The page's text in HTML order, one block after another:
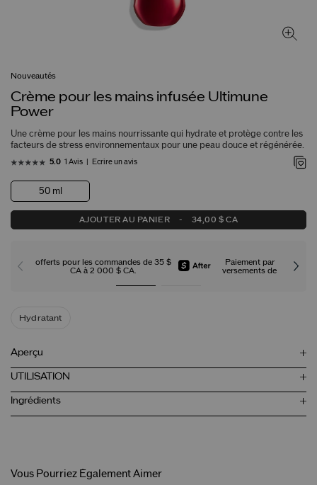
Nouveautés
Crème pour les mains infusée Ultimune
Power
Une crème pour les mains nourrissante qui hydrate et protège contre les
facteurs de stress environnementaux pour une peau douce et régénérée.
5.0 1 Avis Écrire un avis
50 ml
AJOUTER AU PANIER - 34,00 $ CA
Paiement par
versements de
offerts pour les commandes de 35 $
CA à 2 000 $ CA.
Hydratant
Aperçu
UTILISATION
Ingrédients
Vous Pourriez Également Aimer